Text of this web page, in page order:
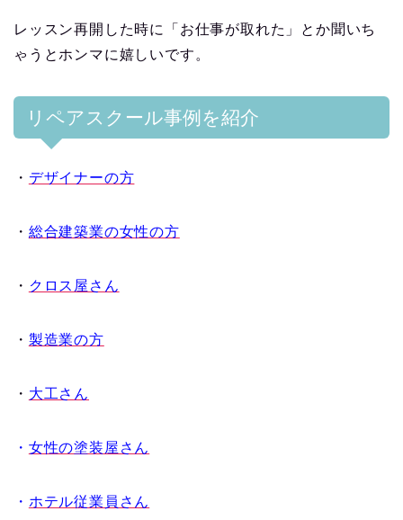
レッスン再開した時に「お仕事が取れた」とか聞いち
ゃうとホンマに嬉しいです。
リペアスクール事例を紹介
・ デザイナーの方
・ 総合建築業の女性の方
・ クロス屋さん
・ 製造業の方
・ 大工さん
・ 女性の塗装屋さん
・ ホテル従業員さん